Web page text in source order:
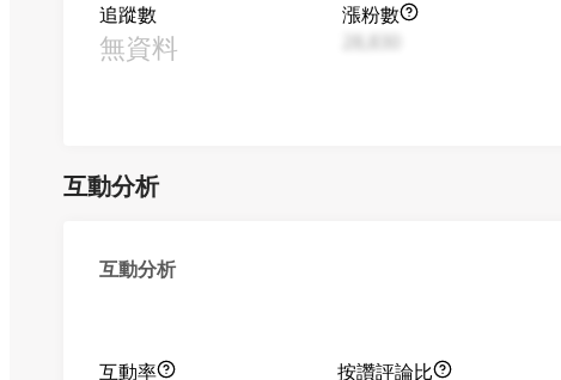
追蹤數
無資料
漲粉數
互動分析
互動分析
互動率 按讚評論比